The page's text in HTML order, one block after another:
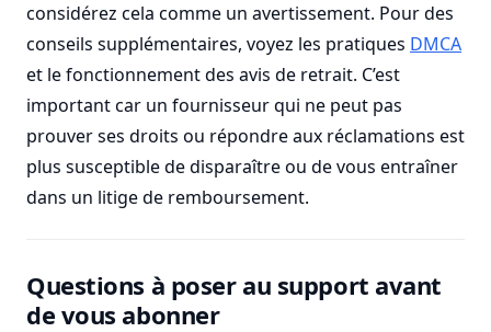
considérez cela comme un avertissement. Pour des
conseils supplémentaires, voyez les pratiques DMCA
et le fonctionnement des avis de retrait. C’est
important car un fournisseur qui ne peut pas
prouver ses droits ou répondre aux réclamations est
plus susceptible de disparaître ou de vous entraîner
dans un litige de remboursement.
Questions à poser au support avant
de vous abonner